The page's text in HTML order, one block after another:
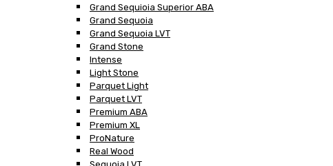
Grand Sequioia Superior ABA
Grand Sequoia
Grand Sequoia LVT
Grand Stone
Intense
Light Stone
Parquet Light
Parquet LVT
Premium ABA
Premium XL
ProNature
Real Wood